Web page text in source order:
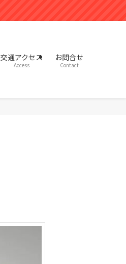
交通アクセス
Access
お問合せ
Contact